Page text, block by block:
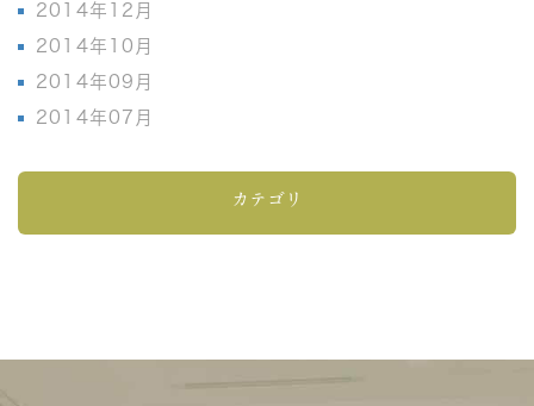
2014年12月
2014年10月
2014年09月
2014年07月
カテゴリ